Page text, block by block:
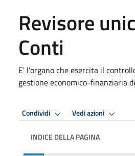
Revisore
Conti
E' l'organo che esercita il
gestione economico-finanziaria
Condividi Vedi azioni
INDICE DELLA PAGINA